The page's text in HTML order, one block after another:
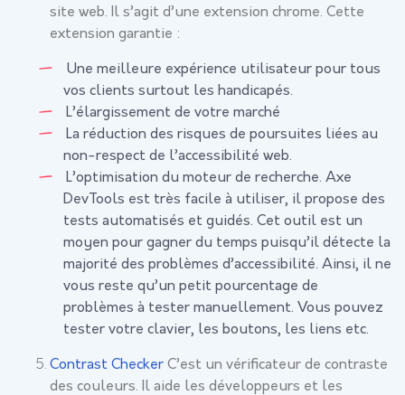
site web. Il s’agit d’une extension chrome. Cette
extension garantie :
Une meilleure expérience utilisateur pour tous
vos clients surtout les handicapés.
L’élargissement de votre marché
La réduction des risques de poursuites liées au
non-respect de l’accessibilité web.
L’optimisation du moteur de recherche. Axe
DevTools est très facile à utiliser, il propose des
tests automatisés et guidés. Cet outil est un
moyen pour gagner du temps puisqu’il détecte la
majorité des problèmes d’accessibilité. Ainsi, il ne
vous reste qu’un petit pourcentage de
problèmes à tester manuellement. Vous pouvez
tester votre clavier, les boutons, les liens etc.
Contrast Checker C’est un vérificateur de contraste
des couleurs. Il aide les développeurs et les